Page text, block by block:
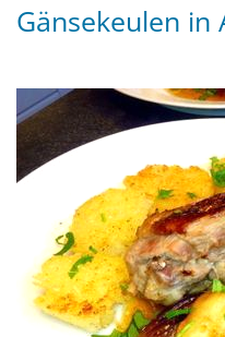
Gänsekeulen in